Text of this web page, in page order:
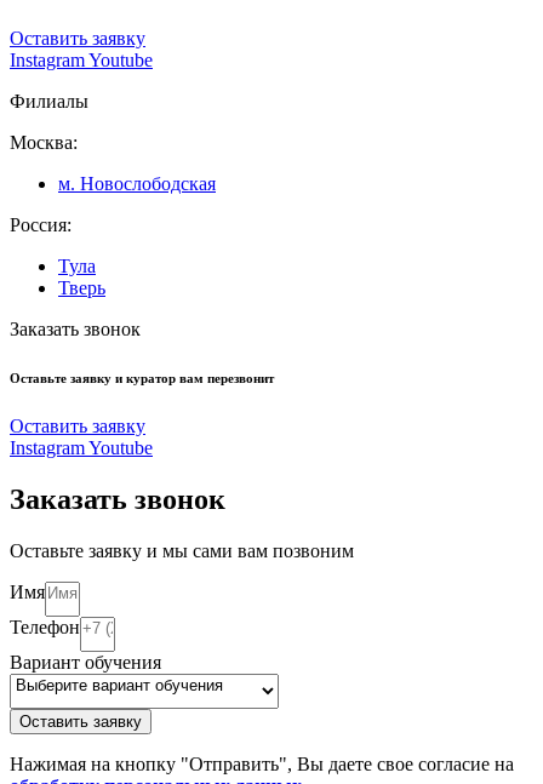
Оставить заявку
InstagramYoutube
Филиалы
Москва:
м. Новослободская
Россия:
Тула
Тверь
Заказать звонок
Оставьте заявку и куратор вам перезвонит
Оставить заявку
InstagramYoutube
Заказать звонок
Оставьте заявку и мы сами вам позвоним
Имя
Телефон
Вариант обучения
Оставить заявку
Нажимая на кнопку "Отправить", Вы даете свое согласие на